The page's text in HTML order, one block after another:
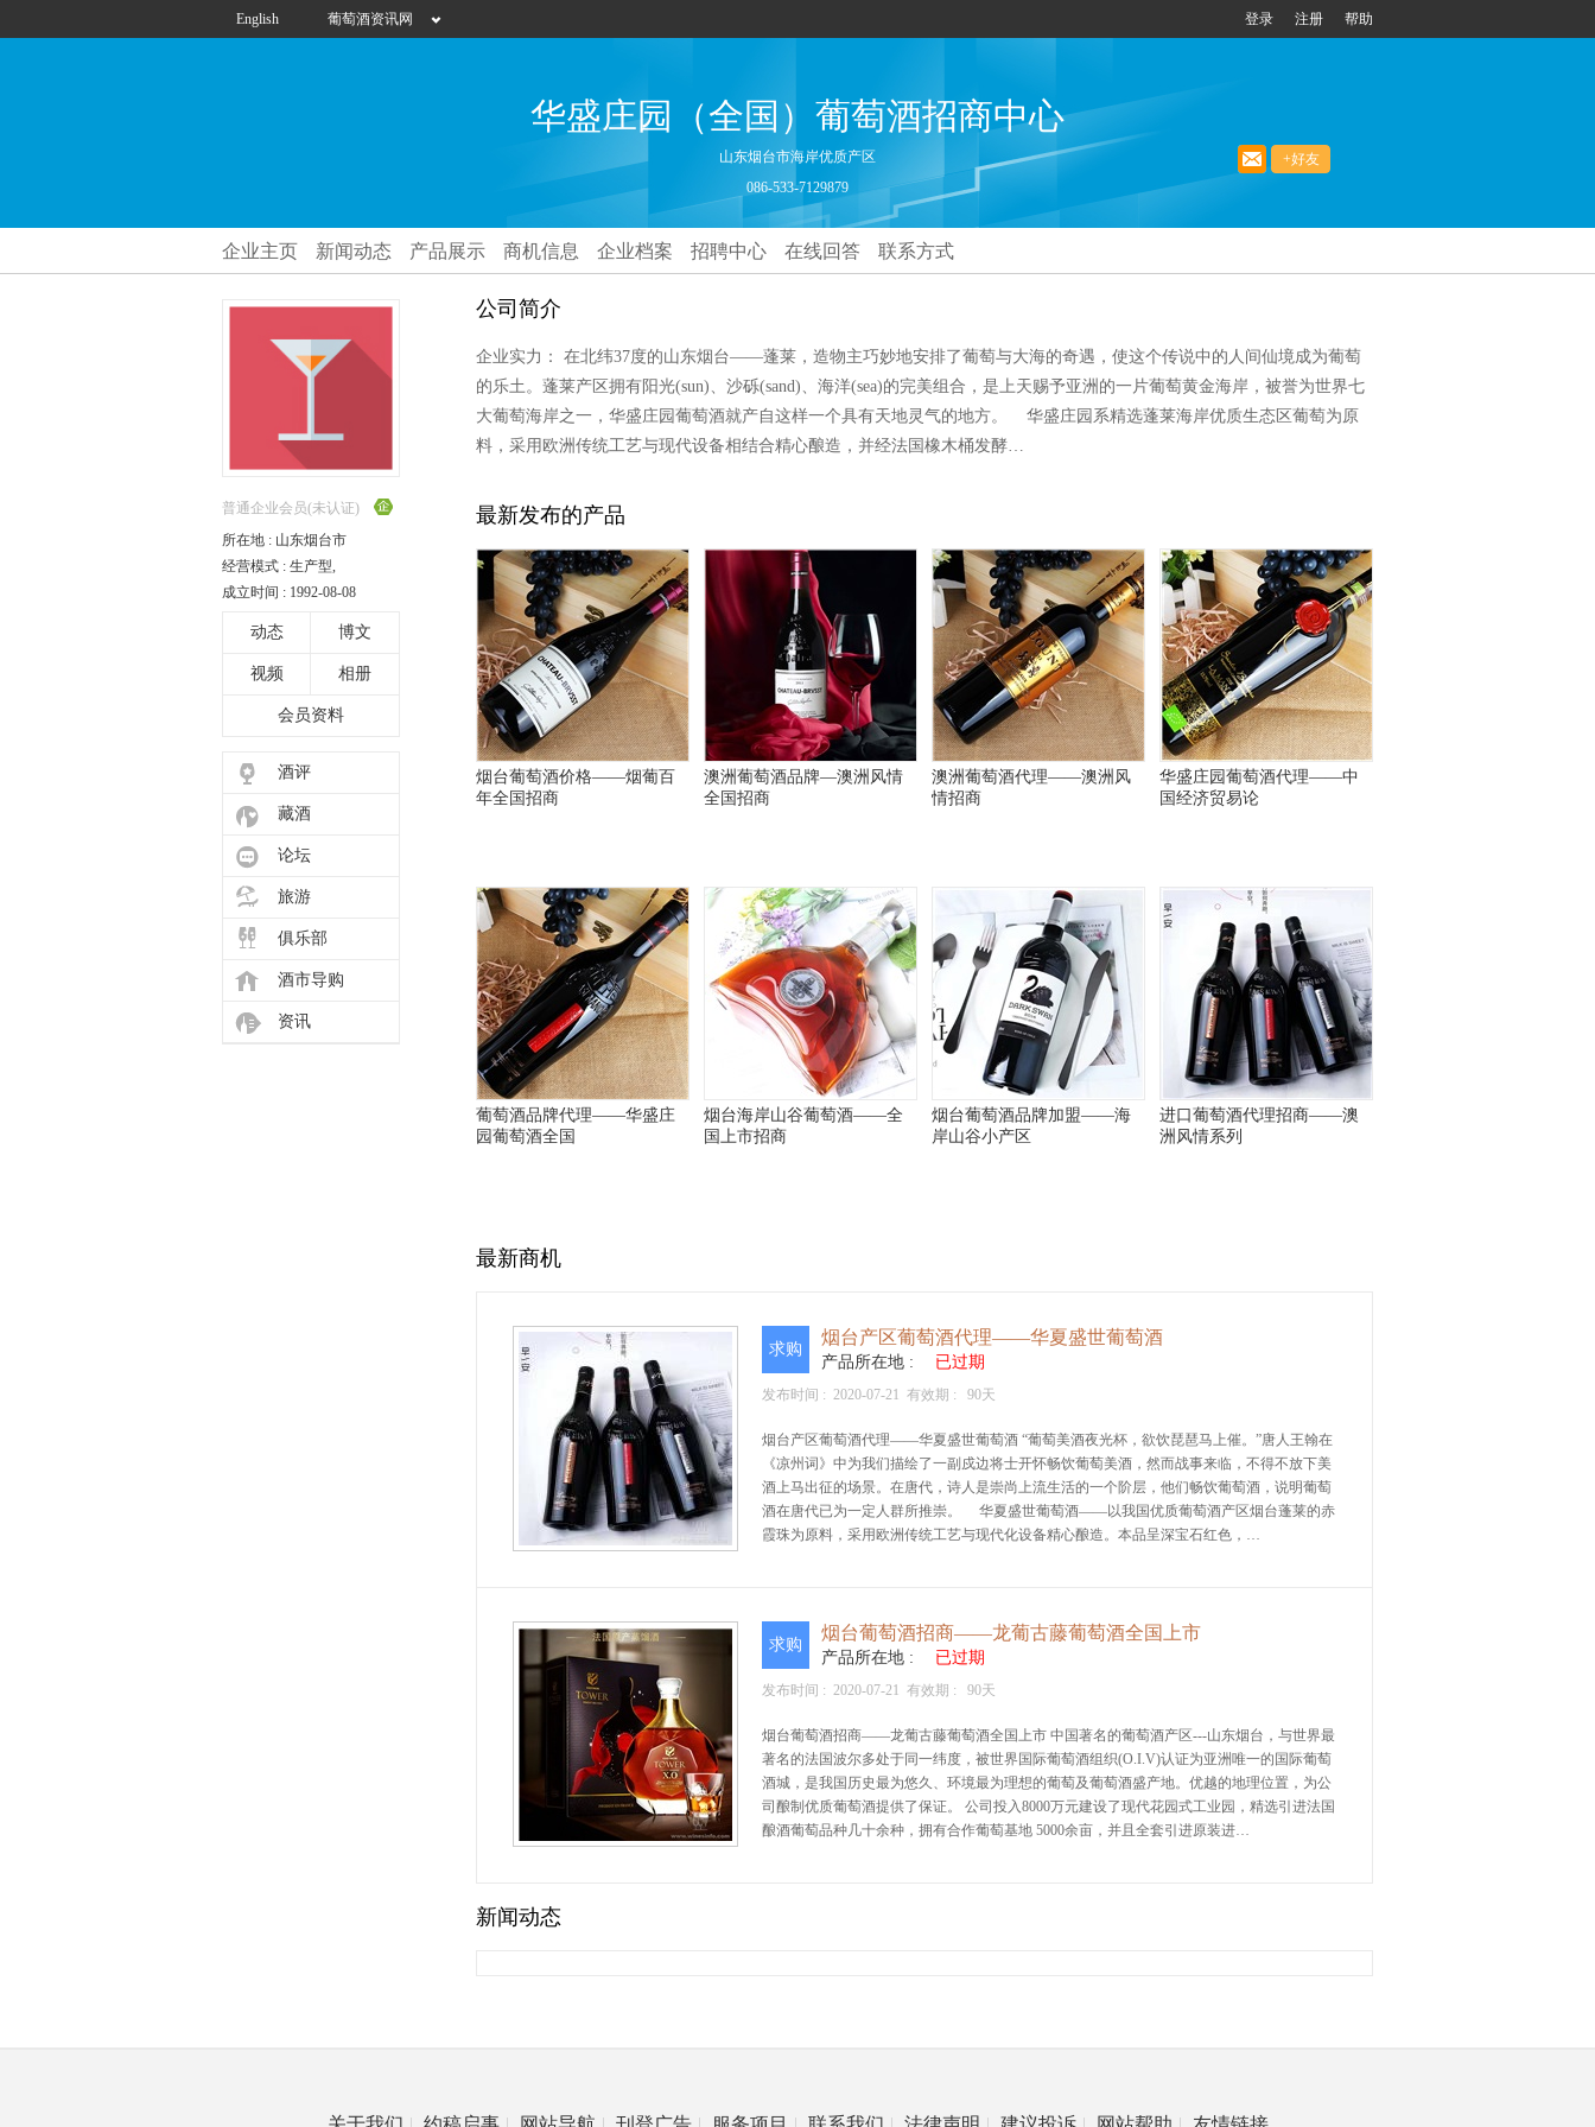
English 葡萄酒资讯网 帮助
注册
登录
+好友
华盛庄园（全国）葡萄酒招商中心
山东烟台市海岸优质产区
086-533-7129879
企业主页 新闻动态 产品展示 商机信息 企业档案 招聘中心 在线回答 联系方式
普通企业会员(未认证)
所在地 : 山东烟台市
经营模式 : 生产型,
成立时间 : 1992-08-08
动态 博文
视频 相册
会员资料
酒评
藏酒
论坛
旅游
俱乐部
酒市导购
资讯
公司简介
企业实力： 在北纬37度的山东烟台——蓬莱，造物主巧妙地安排了葡萄与大海的奇遇，使这个传说中的人间仙境成为葡萄
的乐土。蓬莱产区拥有阳光(sun)、沙砾(sand)、海洋(sea)的完美组合，是上天赐予亚洲的一片葡萄黄金海岸，被誉为世界七
大葡萄海岸之一，华盛庄园葡萄酒就产自这样一个具有天地灵气的地方。 华盛庄园系精选蓬莱海岸优质生态区葡萄为原
料，采用欧洲传统工艺与现代设备相结合精心酿造，并经法国橡木桶发酵…
最新发布的产品
烟台葡萄酒价格——烟葡百
年全国招商
澳洲葡萄酒品牌—澳洲风情
全国招商
澳洲葡萄酒代理——澳洲风
情招商
华盛庄园葡萄酒代理——中
国经济贸易论
葡萄酒品牌代理——华盛庄
园葡萄酒全国
烟台海岸山谷葡萄酒——全
国上市招商
烟台葡萄酒品牌加盟——海
岸山谷小产区
进口葡萄酒代理招商——澳
洲风情系列
最新商机
求购
烟台产区葡萄酒代理——华夏盛世葡萄酒
产品所在地 : 已过期
发布时间 : 2020-07-21 有效期 : 90天
烟台产区葡萄酒代理——华夏盛世葡萄酒 “葡萄美酒夜光杯，欲饮琵琶马上催。”唐人王翰在
《凉州词》中为我们描绘了一副戍边将士开怀畅饮葡萄美酒，然而战事来临，不得不放下美
酒上马出征的场景。在唐代，诗人是崇尚上流生活的一个阶层，他们畅饮葡萄酒，说明葡萄
酒在唐代已为一定人群所推崇。 华夏盛世葡萄酒——以我国优质葡萄酒产区烟台蓬莱的赤
霞珠为原料，采用欧洲传统工艺与现代化设备精心酿造。本品呈深宝石红色，…
求购
烟台葡萄酒招商——龙葡古藤葡萄酒全国上市
产品所在地 : 已过期
发布时间 : 2020-07-21 有效期 : 90天
烟台葡萄酒招商——龙葡古藤葡萄酒全国上市 中国著名的葡萄酒产区---山东烟台，与世界最
著名的法国波尔多处于同一纬度，被世界国际葡萄酒组织(O.I.V)认证为亚洲唯一的国际葡萄
酒城，是我国历史最为悠久、环境最为理想的葡萄及葡萄酒盛产地。优越的地理位置，为公
司酿制优质葡萄酒提供了保证。 公司投入8000万元建设了现代花园式工业园，精选引进法国
酿酒葡萄品种几十余种，拥有合作葡萄基地 5000余亩，并且全套引进原装进…
新闻动态